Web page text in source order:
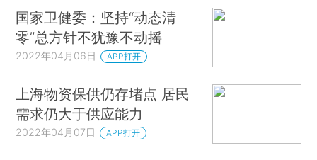
国家卫健委：坚持“动态清
零”总方针不犹豫不动摇
2022年04月06日 APP打开
上海物资保供仍存堵点 居民
需求仍大于供应能力
2022年04月07日 APP打开